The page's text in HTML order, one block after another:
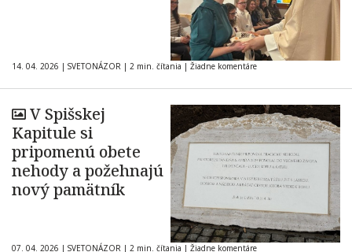
14. 04. 2026 | SVETONÁZOR | 2 min. čítania | Žiadne komentáre
V Spišskej
Kapitule si
pripomenú obete
nehody a požehnajú
nový pamätník
07. 04. 2026 | SVETONÁZOR | 2 min. čítania | Žiadne komentáre